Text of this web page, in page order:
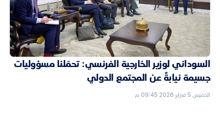
السوداني لوزير الخارجية الفرنسي: تحمّلنا مسؤوليات
جسيمة نيابةً عن المجتمع الدولي
الخميس 5 فبراير 2026 09:45 م